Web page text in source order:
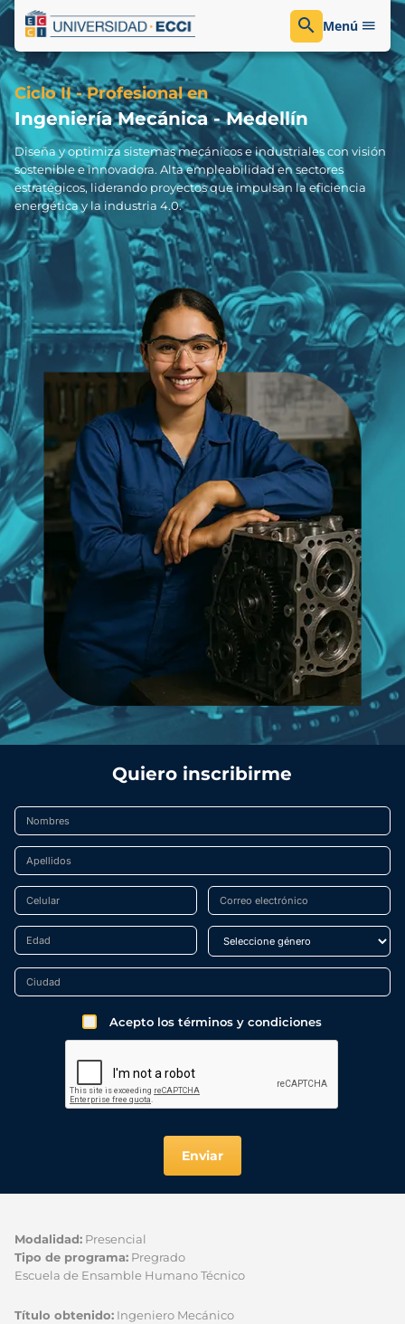
Menú
Ciclo II - Profesional en
Ingeniería Mecánica - Medellín
Diseña y optimiza sistemas mecánicos e industriales con visión
sostenible e innovadora. Alta empleabilidad en sectores
estratégicos, liderando proyectos que impulsan la eficiencia
energética y la industria 4.0.
Quiero inscribirme
Acepto los términos y condiciones
Enviar
Modalidad: Presencial
Tipo de programa: Pregrado
Escuela de Ensamble Humano Técnico
Título obtenido: Ingeniero Mecánico